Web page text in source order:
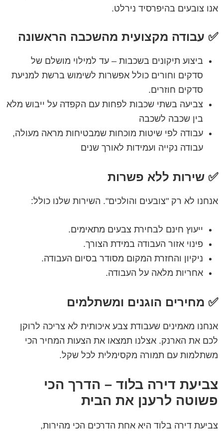
אנו צובעים בהיפרסיד נירלט.
✅ עבודה מקצועית מהשכבה הראשונה
ביצוע תיקונים בשכבות – עד למילוי מושלם של
סדקים וחורים כולל אפשרות לשימוש ברשת למניעת
סדקים חוזרים.
צביעה בשתי שכבות לפחות עם הקפדה על ייבוש מלא
בין שכבה לשכבה
עבודה לפי שיטות מוכחות שמבטיחות מראה מעולה,
עבודה נקייה ועמידות לאורך שנים
✅ שירות ללא פשרות
אנחנו לא רק "צובעים והולכים". השירות שלנו כולל:
ייעוץ חינם לבחירת צבעים מתאימים.
פינוי אזור העבודה במידת הצורך.
ניקיון והחזרת המקום מסודר בסיום העבודה.
אחריות מלאה על העבודה.
✅ מחירים הוגנים ומשתלמים
אנחנו מאמינים שעבודת צבע איכותית לא צריכה לרוקן
לכם את הארנק. אצלנו תמצאו את הצעות המחיר הכי
משתלמות עם תמורה מקסימלית לכל שקל.
צביעת דירה בלוד – הדרך הכי
פשוטה לרענן את הבית
צביעת דירה בלוד היא אחת הדרכים הכי מהירות,